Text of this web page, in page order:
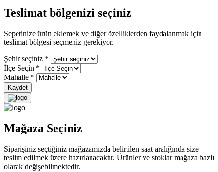
Teslimat bölgenizi seçiniz
Sepetinize ürün eklemek ve diğer özelliklerden faydalanmak için
teslimat bölgesi seçmeniz gerekiyor.
Şehir seçiniz *
İlçe Seçin *
Mahalle *
Kaydet
Mağaza Seçiniz
Siparişiniz seçtiğiniz mağazamızda belirtilen saat aralığında size
teslim edilmek üzere hazırlanacaktır. Ürünler ve stoklar mağaza bazlı
olarak değişebilmektedir.